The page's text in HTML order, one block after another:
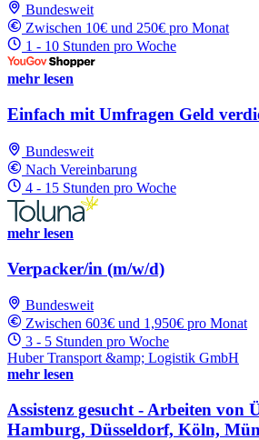
Bundesweit
Zwischen 10€ und 250€ pro Monat
1 - 10 Stunden pro Woche
mehr lesen
Einfach mit Umfragen Geld
Bundesweit
Nach Vereinbarung
4 - 15 Stunden pro Woche
mehr lesen
Verpacker/in (m/w/d)
Bundesweit
Zwischen 603€ und 1,950€ pro Monat
3 - 5 Stunden pro Woche
Huber Transport &amp; Logistik GmbH
mehr lesen
Assistenz gesucht - Arbeiten von
Hamburg, Düsseldorf, Köln,